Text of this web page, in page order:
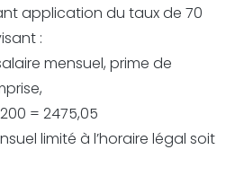
application du taux de 70
:
mensuel, prime de
200 = 2475,05
limité à l’horaire légal soit